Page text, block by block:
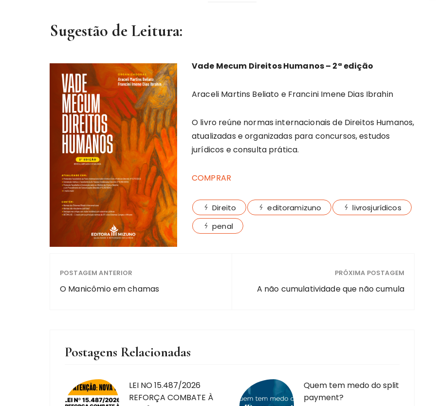
Sugestão de Leitura:
Vade Mecum Direitos Humanos – 2ª edição
Araceli Martins Beliato e Francini Imene Dias Ibrahin
O livro reúne normas internacionais de Direitos Humanos,
atualizadas e organizadas para concursos, estudos
jurídicos e consulta prática.
COMPRAR
Direito editoramizuno
livrosjurídicos
penal
POSTAGEM ANTERIOR
O Manicômio em chamas
PRÓXIMA POSTAGEM
A não cumulatividade que não cumula
Postagens Relacionadas
LEI NO 15.487/2026
REFORÇA COMBATE À
Quem tem medo do split
payment?